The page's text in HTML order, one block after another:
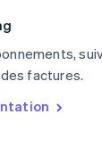
factures.